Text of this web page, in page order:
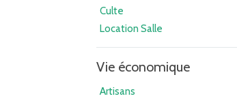
Culte
Location Salle
Vie économique
Artisans